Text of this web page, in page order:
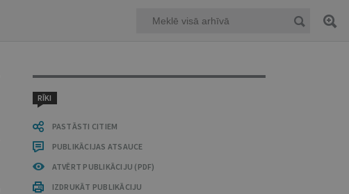
RĪKI
PASTĀSTI CITIEM
PUBLIKĀCIJAS ATSAUCE
ATVĒRT PUBLIKĀCIJU (PDF)
IZDRUKĀT PUBLIKĀCIJU